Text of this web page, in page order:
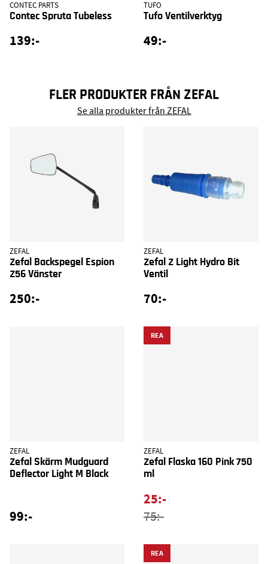
CONTEC PARTS
Contec Spruta Tubeless
139:-
TUFO
Tufo Ventilverktyg
49:-
FLER PRODUKTER FRÅN ZEFAL
Se alla produkter från ZEFAL
ZEFAL
Zefal Backspegel Espion
Z56 Vänster
250:-
ZEFAL
Zefal Z Light Hydro Bit
Ventil
70:-
ZEFAL
Zefal Skärm Mudguard
Deflector Light M Black
99:-
REA
ZEFAL
Zefal Flaska 160 Pink 750
ml
25:-
75:-
REA